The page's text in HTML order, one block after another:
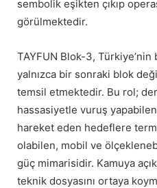
sembolik eşikten çıkıp
görülmektedir.
TAYFUN Blok-3,
yalnızca bir sonraki blok
temsil etmektedir. Bu rol;
hassasiyetle vuruş
hareket eden hedeflere
olabilen, mobil ve
güç mimarisidir. Kamuya
teknik dosyasını ortaya